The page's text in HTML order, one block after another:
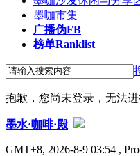
墨咖市集
广播伪FB
榜单Ranklist
抱歉，您尚未登录，无法
墨水·咖啡·殿
GMT+8, 2026-8-9 03:54 ,